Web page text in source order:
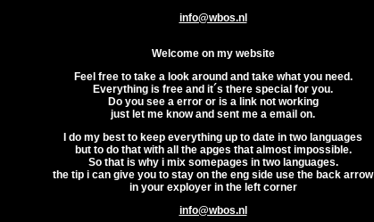
info@wbos.nl
Welcome on my website
Feel free to take a look around and take what you need.
Everything is free and it´s there special for you.
Do you see a error or is a link not working
just let me know and sent me a email on.
I do my best to keep everything up to date in two languages
but to do that with all the apges that almost impossible.
So that is why i mix somepages in two languages.
the tip i can give you to stay on the eng side use the back arrow
in your exployer in the left corner
info@wbos.nl